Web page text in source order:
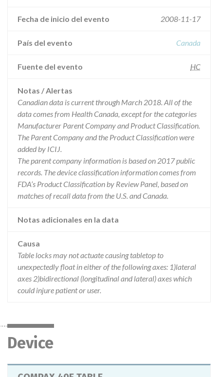
Fecha de inicio del evento 2008-11-17
País del evento Canada
Fuente del evento HC
Notas / Alertas
Canadian data is current through March 2018. All of the
data comes from Health Canada, except for the categories
Manufacturer Parent Company and Product Classification.
The Parent Company and the Product Classification were
added by ICIJ.
The parent company information is based on 2017 public
records. The device classification information comes from
FDA’s Product Classification by Review Panel, based on
matches of recall data from the U.S. and Canada.
Notas adicionales en la data
Causa
Table locks may not actuate causing tabletop to
unexpectedly float in either of the following axes: 1)lateral
axes 2)bidirectional (longitudinal and lateral) axes which
could injure patient or user.
Device